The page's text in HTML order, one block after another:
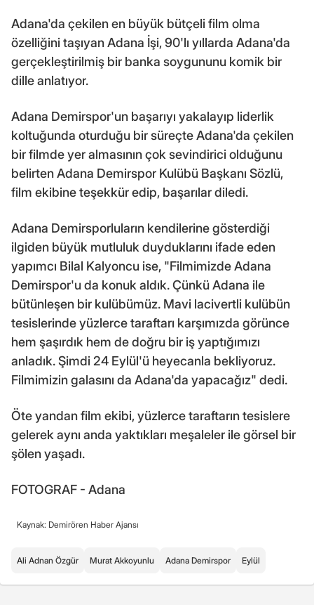
Adana'da çekilen en büyük bütçeli film olma
özelliğini taşıyan Adana İşi, 90'lı yıllarda Adana'da
gerçekleştirilmiş bir banka soygununu komik bir
dille anlatıyor.
Adana Demirspor'un başarıyı yakalayıp liderlik
koltuğunda oturduğu bir süreçte Adana'da çekilen
bir filmde yer almasının çok sevindirici olduğunu
belirten Adana Demirspor Kulübü Başkanı Sözlü,
film ekibine teşekkür edip, başarılar diledi.
Adana Demirsporluların kendilerine gösterdiği
ilgiden büyük mutluluk duyduklarını ifade eden
yapımcı Bilal Kalyoncu ise, "Filmimizde Adana
Demirspor'u da konuk aldık. Çünkü Adana ile
bütünleşen bir kulübümüz. Mavi lacivertli kulübün
tesislerinde yüzlerce taraftarı karşımızda görünce
hem şaşırdık hem de doğru bir iş yaptığımızı
anladık. Şimdi 24 Eylül'ü heyecanla bekliyoruz.
Filmimizin galasını da Adana'da yapacağız" dedi.
Öte yandan film ekibi, yüzlerce taraftarın tesislere
gelerek aynı anda yaktıkları meşaleler ile görsel bir
şölen yaşadı.
FOTOGRAF - Adana
Kaynak: Demirören Haber Ajansı
Ali Adnan Özgür Murat Akkoyunlu Adana Demirspor Eylül